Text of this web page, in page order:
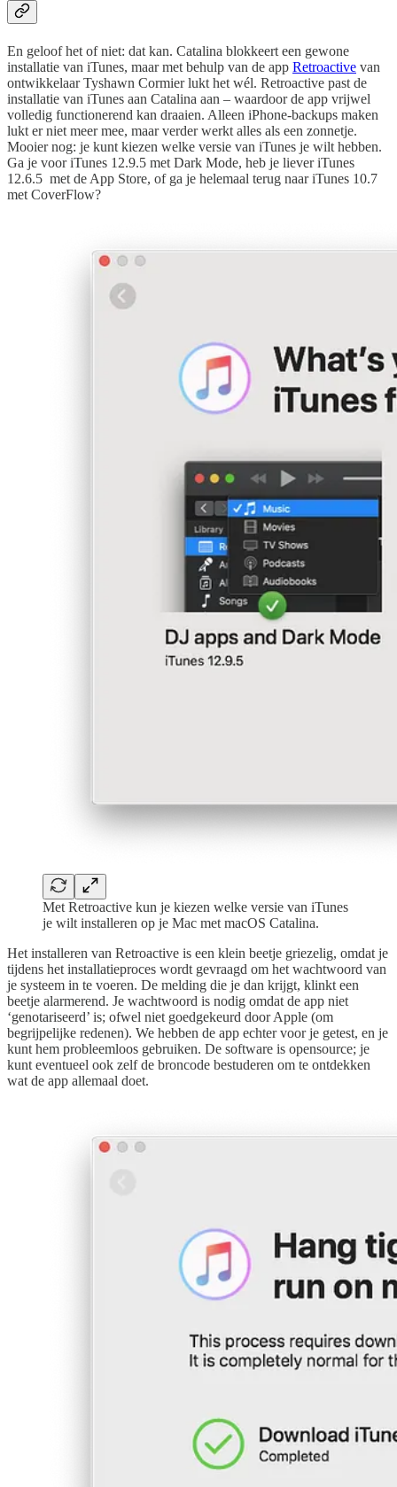
En geloof het of niet: dat kan. Catalina blokkeert een gewone
installatie van iTunes, maar met behulp van de app Retroactive van
ontwikkelaar Tyshawn Cormier lukt het wél. Retroactive past de
installatie van iTunes aan Catalina aan – waardoor de app vrijwel
volledig functionerend kan draaien. Alleen iPhone-backups maken
lukt er niet meer mee, maar verder werkt alles als een zonnetje.
Mooier nog: je kunt kiezen welke versie van iTunes je wilt hebben.
Ga je voor iTunes 12.9.5 met Dark Mode, heb je liever iTunes
12.6.5 met de App Store, of ga je helemaal terug naar iTunes 10.7
met CoverFlow?
Met Retroactive kun je kiezen welke versie van iTunes
je wilt installeren op je Mac met macOS Catalina.
Het installeren van Retroactive is een klein beetje griezelig, omdat je
tijdens het installatieproces wordt gevraagd om het wachtwoord van
je systeem in te voeren. De melding die je dan krijgt, klinkt een
beetje alarmerend. Je wachtwoord is nodig omdat de app niet
‘genotariseerd’ is; ofwel niet goedgekeurd door Apple (om
begrijpelijke redenen). We hebben de app echter voor je getest, en je
kunt hem probleemloos gebruiken. De software is opensource; je
kunt eventueel ook zelf de broncode bestuderen om te ontdekken
wat de app allemaal doet.